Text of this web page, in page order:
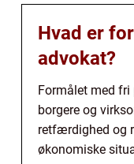
Hvad er
advokat?
Formålet med fri
borgere og
retfærdighed og
økonomiske